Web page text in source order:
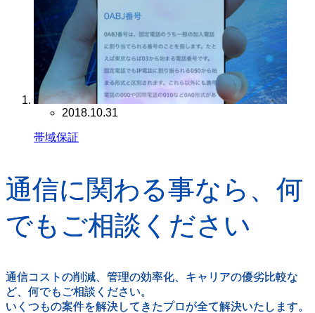
2018.10.31
帯域保証
通信に関わる事なら、何
でもご相談ください
通信コストの削減、管理の効率化、キャリアの優劣比較な
ど、何でもご相談ください。
いくつもの案件を解決してきたプロが全て解決いたします。